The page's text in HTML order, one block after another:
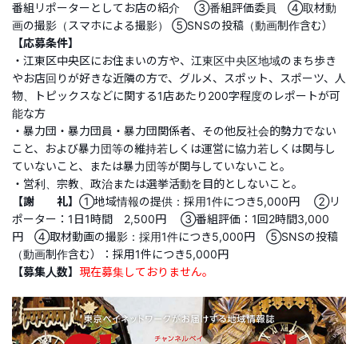
番組リポーターとしてお店の紹介 ③番組評価委員 ④取材動
画の撮影（スマホによる撮影） ⑤SNSの投稿（動画制作含む）
【応募条件】
・江東区中央区にお住まいの方や、江東区中央区地域のまち歩き
やお店回りが好きな近隣の方で、グルメ、スポット、スポーツ、人
物、トピックスなどに関する1店あたり200字程度のレポートが可
能な方
・暴力団・暴力団員・暴力団関係者、その他反社会的勢力でない
こと、および暴力団等の維持若しくは運営に協力若しくは関与し
ていないこと、または暴力団等が関与していないこと。
・営利、宗教、政治または選挙活動を目的としないこと。
【謝 礼】 ①地域情報の提供：採用1件につき5,000円 ②リ
ポーター：1日1時間 2,500円 ③番組評価：1回2時間3,000
円 ④取材動画の撮影：採用1件につき5,000円 ⑤SNSの投稿
（動画制作含む）：採用1件につき5,000円
【募集人数】 現在募集しておりません。